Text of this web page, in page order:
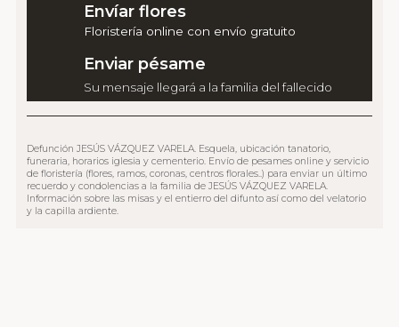
Envíar flores
Floristería online con envío gratuito
Enviar pésame
Su mensaje llegará a la familia del fallecido
Defunción JESÚS VÁZQUEZ VARELA. Esquela, ubicación tanatorio,
funeraria, horarios iglesia y cementerio. Envío de pesames online y servicio
de floristería (flores, ramos, coronas, centros florales..) para enviar un último
recuerdo y condolencias a la familia de JESÚS VÁZQUEZ VARELA.
Información sobre las misas y el entierro del difunto así como del velatorio
y la capilla ardiente.